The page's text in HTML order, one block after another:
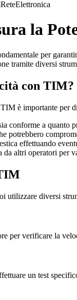
ReteElettronica
la
per
tramite diversi
con TIM?
è importante per
conforme a quanto
potrebbero
effettuando
altri operatori per
utilizzare diversi
per verificare la
un test